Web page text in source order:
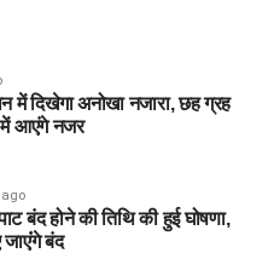
में दिखेगा अनोखा नजारा, छह ग्रह
आएंगे नजर
बंद होने की तिथि की हुई घोषणा,
बंद